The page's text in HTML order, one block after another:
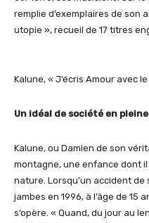
remplie d’exemplaires de son
utopie », recueil de 17 titres
Kalune, « J’écris Amour avec
Un idéal de société en
Kalune, ou Damien de son
montagne, une enfance dont
nature. Lorsqu’un accident de
jambes en 1996, à l’âge de 15
s’opère. « Quand, du jour au